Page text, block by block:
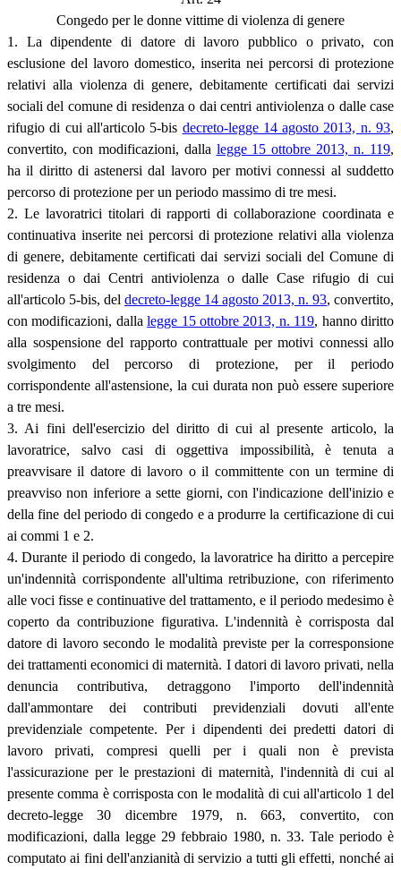
Congedo per le donne vittime di violenza di genere
1. La dipendente di datore di lavoro pubblico o privato, con
esclusione del lavoro domestico, inserita nei percorsi di protezione
relativi alla violenza di genere, debitamente certificati dai servizi
sociali del comune di residenza o dai centri antiviolenza o dalle case
rifugio di cui all'articolo 5-bis decreto-legge 14 agosto 2013, n. 93,
convertito, con modificazioni, dalla legge 15 ottobre 2013, n. 119,
ha il diritto di astenersi dal lavoro per motivi connessi al suddetto
percorso di protezione per un periodo massimo di tre mesi.
2. Le lavoratrici titolari di rapporti di collaborazione coordinata e
continuativa inserite nei percorsi di protezione relativi alla violenza
di genere, debitamente certificati dai servizi sociali del Comune di
residenza o dai Centri antiviolenza o dalle Case rifugio di cui
all'articolo 5-bis, del decreto-legge 14 agosto 2013, n. 93, convertito,
con modificazioni, dallalegge 15 ottobre 2013, n. 119, hanno diritto
alla sospensione del rapporto contrattuale per motivi connessi allo
svolgimento del percorso di protezione, per il periodo
corrispondente all'astensione, la cui durata non può essere superiore
a tre mesi.
3. Ai fini dell'esercizio del diritto di cui al presente articolo, la
lavoratrice, salvo casi di oggettiva impossibilità, è tenuta a
preavvisare il datore di lavoro o il committente con un termine di
preavviso non inferiore a sette giorni, con l'indicazione dell'inizio e
della fine del periodo di congedo e a produrre la certificazione di cui
ai commi 1 e 2.
4. Durante il periodo di congedo, la lavoratrice ha diritto a percepire
un'indennità corrispondente all'ultima retribuzione, con riferimento
alle voci fisse e continuative del trattamento, e il periodo medesimo è
coperto da contribuzione figurativa. L'indennità è corrisposta dal
datore di lavoro secondo le modalità previste per la corresponsione
dei trattamenti economici di maternità. I datori di lavoro privati, nella
denuncia contributiva, detraggono l'importo dell'indennità
dall'ammontare dei contributi previdenziali dovuti all'ente
previdenziale competente. Per i dipendenti dei predetti datori di
lavoro privati, compresi quelli per i quali non è prevista
l'assicurazione per le prestazioni di maternità, l'indennità di cui al
presente comma è corrisposta con le modalità di cui all'articolo 1 del
decreto-legge 30 dicembre 1979, n. 663, convertito, con
modificazioni, dalla legge 29 febbraio 1980, n. 33. Tale periodo è
computato ai fini dell'anzianità di servizio a tutti gli effetti, nonché ai